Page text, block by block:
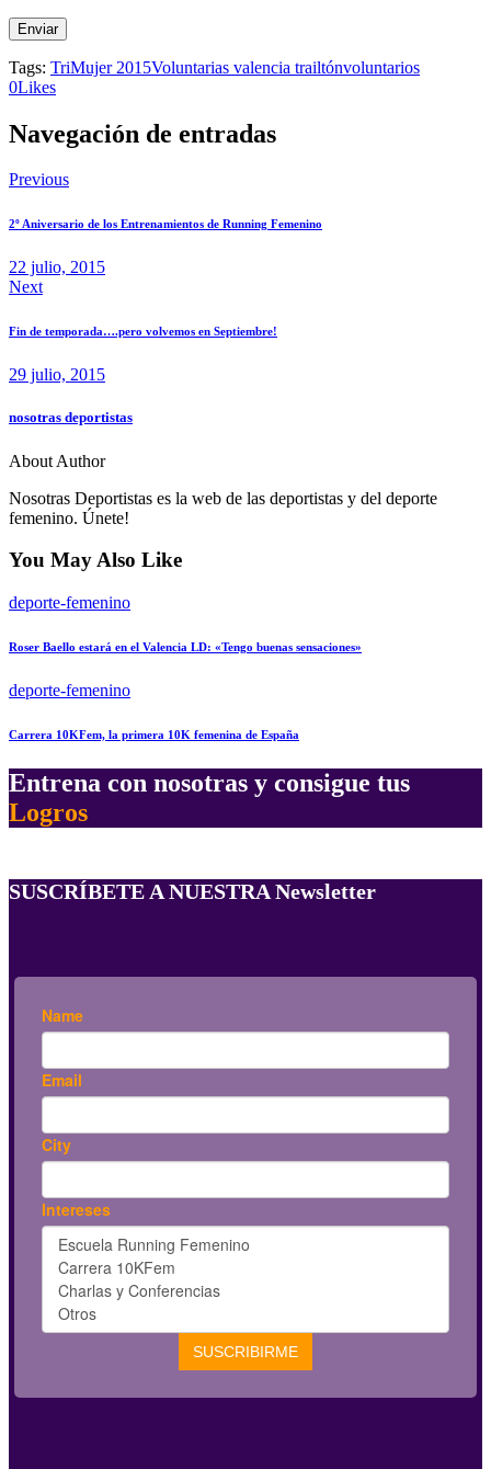
Tags: TriMujer 2015Voluntarias valencia trailtónvoluntarios
0Likes
Navegación de entradas
Previous
2º Aniversario de los Entrenamientos de Running Femenino
22 julio, 2015
Next
Fin de temporada….pero volvemos en Septiembre!
29 julio, 2015
nosotras deportistas
About Author
Nosotras Deportistas es la web de las deportistas y del deporte
femenino. Únete!
You May Also Like
deporte-femenino
Roser Baello estará en el Valencia LD: «Tengo buenas sensaciones»
deporte-femenino
Carrera 10KFem, la primera 10K femenina de España
Entrena con nosotras y consigue tus
Logros
SUSCRÍBETE A NUESTRA Newsletter